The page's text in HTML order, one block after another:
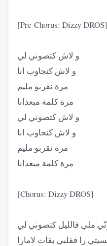
[Pre-Chorus: Dizzy DROS]
و لاش كتصوني لي
و لاش كنجاوب انا
مرة نقربو مليم
مرة كلمة مبعدانا
و لاش كتصوني لي
و لاش كنجاوب انا
مرة نقربو مليم
مرة كلمة مبعدانا
[Chorus: Dizzy DROS]
ملي فالليل كتصوني لي
را فقلبي بقات لامارا